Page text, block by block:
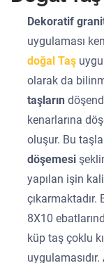
Dekoratif
uygulaması
doğal Taş
olarak da
taşların
kenarlarına
oluşur. Bu
döşemesi
yapılan işin
çıkarmaktadır.
8X10
küp taş çoklu